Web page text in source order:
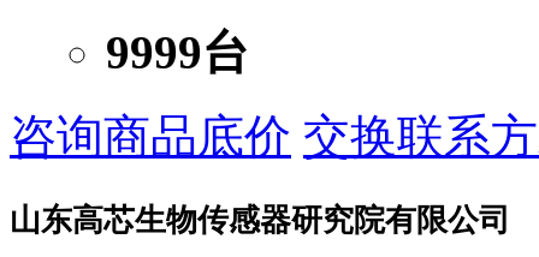
9999台
咨询商品底价 交换联系
山东高芯生物传感器研究院有限公司